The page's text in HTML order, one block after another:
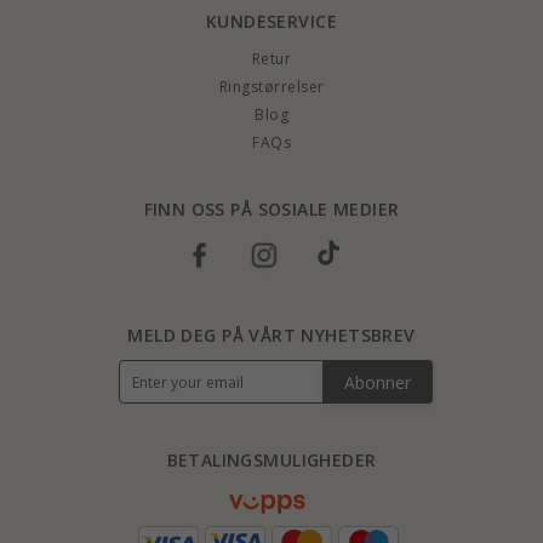
KUNDESERVICE
Retur
Ringstørrelser
Blog
FAQs
FINN OSS PÅ SOSIALE MEDIER
BETALINGSMULIGHEDER
MELD DEG PÅ VÅRT NYHETSBREV
Abonner